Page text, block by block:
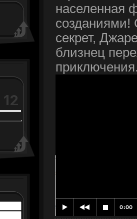
населенная
созданиями!
секрет,
близнец